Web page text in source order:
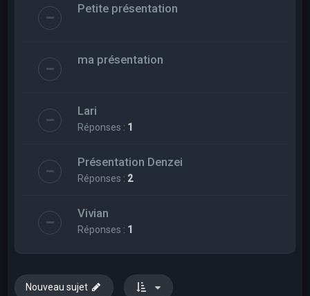
Petite présentation
ma présentation
Lari
Réponses : 1
Présentation Denzei
Réponses : 2
Vivian
Réponses : 1
Nouveau sujet